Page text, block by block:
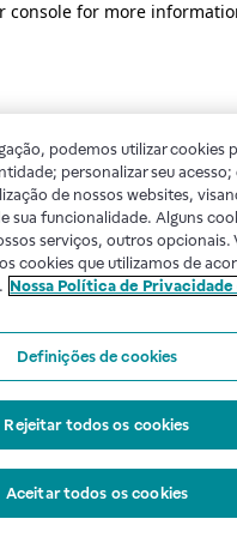
console for more
podemos utilizar cookies
personalizar seu acesso;
de nossos websites,
sua funcionalidade. Alguns
serviços, outros opcionais.
cookies que utilizamos de
Nossa Política de Privacidade
Definições de cookies
Rejeitar todos os cookies
Aceitar todos os cookies